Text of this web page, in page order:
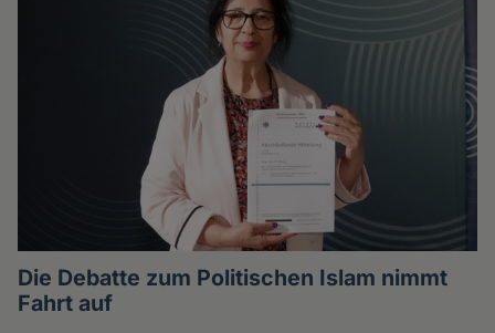
Die Debatte zum Politischen Islam nimmt
Fahrt auf